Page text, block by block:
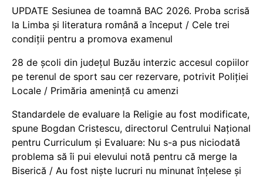
UPDATE Sesiunea de toamnă BAC 2026. Proba scrisă
la Limba și literatura română a început / Cele trei
condiții pentru a promova examenul
28 de școli din județul Buzău interzic accesul copiilor
pe terenul de sport sau cer rezervare, potrivit Poliției
Locale / Primăria amenință cu amenzi
Standardele de evaluare la Religie au fost modificate,
spune Bogdan Cristescu, directorul Centrului Național
pentru Curriculum și Evaluare: Nu s-a pus niciodată
problema să îi pui elevului notă pentru că merge la
Biserică / Au fost niște lucruri nu minunat înțelese și